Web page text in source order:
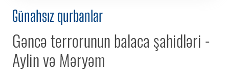
Günahsız qurbanlar
Gəncə terrorunun balaca şahidləri -
Aylin və Məryəm